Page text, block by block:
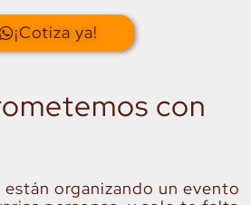
¡Cotiza ya!
con
organizando un evento